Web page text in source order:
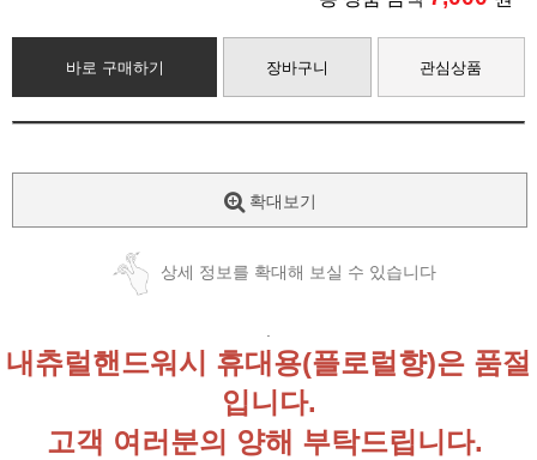
바로 구매하기 장바구니 관심상품
확대보기
상세 정보를 확대해 보실 수 있습니다
.
내츄럴핸드워시 휴대용(플로럴향)은 품절
입니다.
고객 여러분의 양해 부탁드립니다.